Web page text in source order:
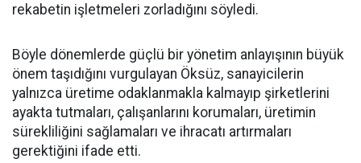
rekabetin işletmeleri zorladığını söyledi.
Böyle dönemlerde güçlü bir yönetim anlayışının büyük
önem taşıdığını vurgulayan Öksüz, sanayicilerin
yalnızca üretime odaklanmakla kalmayıp şirketlerini
ayakta tutmaları, çalışanlarını korumaları, üretimin
sürekliliğini sağlamaları ve ihracatı artırmaları
gerektiğini ifade etti.